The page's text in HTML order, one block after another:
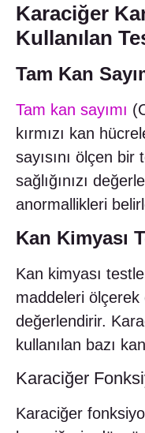
Karaciğer
Kullanılan
Tam Kan
Tam kan sayımı
kırmızı kan
sayısını ölçen
sağlığınızı
anormallikleri
Kan Kimyası
Kan kimyası
maddeleri ölçerek
değerlendirir.
kullanılan bazı
Karaciğer
Karaciğer